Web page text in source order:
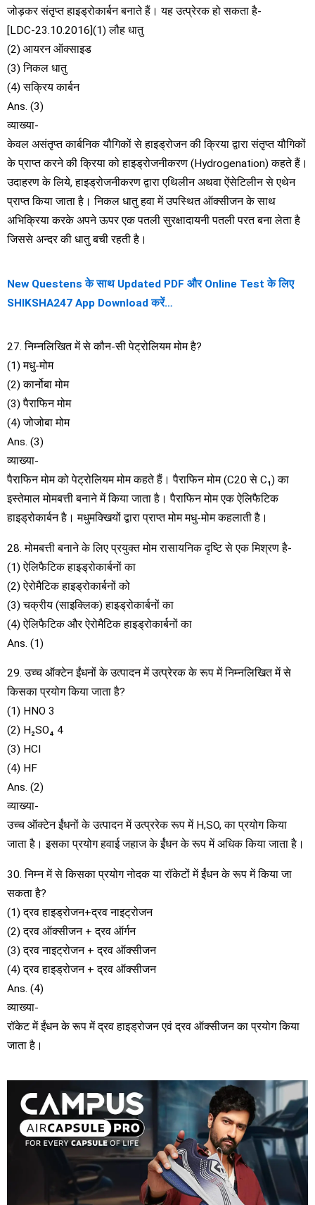
जोड़कर संतृप्त हाइड्रोकार्बन बनाते हैं। यह उत्प्रेरक हो सकता है-
[LDC-23.10.2016](1) लौह धातु
(2) आयरन ऑक्साइड
(3) निकल धातु
(4) सक्रिय कार्बन
Ans. (3)
व्याख्या-
केवल असंतृप्त कार्बनिक यौगिकों से हाइड्रोजन की क्रिया द्वारा संतृप्त यौगिकों
के प्राप्त करने की क्रिया को हाइड्रोजनीकरण (Hydrogenation) कहते हैं।
उदाहरण के लिये, हाइड्रोजनीकरण द्वारा एथिलीन अथवा ऐंसेटिलीन से एथेन
प्राप्त किया जाता है। निकल धातु हवा में उपस्थित ऑक्सीजन के साथ
अभिक्रिया करके अपने ऊपर एक पतली सुरक्षादायनी पतली परत बना लेता है
जिससे अन्दर की धातु बची रहती है।
New Questens के साथ Updated PDF और Online Test के लिए
SHIKSHA247 App Download करें…
27. निम्नलिखित में से कौन-सी पेट्रोलियम मोम है?
(1) मधु-मोम
(2) कार्नोबा मोम
(3) पैराफिन मोम
(4) जोजोबा मोम
Ans. (3)
व्याख्या-
पैराफिन मोम को पेट्रोलियम मोम कहते हैं। पैराफिन मोम (C20 से C₁) का
इस्तेमाल मोमबत्ती बनाने में किया जाता है। पैराफिन मोम एक ऐलिफैटिक
हाइड्रोकार्बन है। मधुमक्खियों द्वारा प्राप्त मोम मधु-मोम कहलाती है।
28. मोमबत्ती बनाने के लिए प्रयुक्त मोम रासायनिक दृष्टि से एक मिश्रण है-
(1) ऐलिफैटिक हाइड्रोकार्बनों का
(2) ऐरोमैटिक हाइड्रोकार्बनों को
(3) चक्रीय (साइक्लिक) हाइड्रोकार्बनों का
(4) ऐलिफैटिक और ऐरोमैटिक हाइड्रोकार्बनों का
Ans. (1)
29. उच्च ऑक्टेन ईंधनों के उत्पादन में उत्प्रेरक के रूप में निम्नलिखित में से
किसका प्रयोग किया जाता है?
(1) HNO 3
(2) H₂SO₄ 4
(3) HCI
(4) HF
Ans. (2)
व्याख्या-
उच्च ऑक्टेन ईंधनों के उत्पादन में उत्प्ररेक रूप में H,SO, का प्रयोग किया
जाता है। इसका प्रयोग हवाई जहाज के ईंधन के रूप में अधिक किया जाता है।
30. निम्न में से किसका प्रयोग नोदक या रॉकेटों में ईंधन के रूप में किया जा
सकता है?
(1) द्रव हाइड्रोजन+द्रव नाइट्रोजन
(2) द्रव ऑक्सीजन + द्रव ऑर्गन
(3) द्रव नाइट्रोजन + द्रव ऑक्सीजन
(4) द्रव हाइड्रोजन + द्रव ऑक्सीजन
Ans. (4)
व्याख्या-
रॉकेट में ईंधन के रूप में द्रव हाइड्रोजन एवं द्रव ऑक्सीजन का प्रयोग किया
जाता है।